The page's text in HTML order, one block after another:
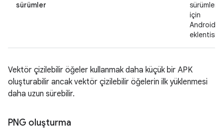
sürümler
sürümleri
için
Android
eklentisi
Vektör çizilebilir öğeler kullanmak daha küçük bir APK
oluşturabilir ancak vektör çizilebilir öğelerin ilk yüklenmesi
daha uzun sürebilir.
PNG oluşturma